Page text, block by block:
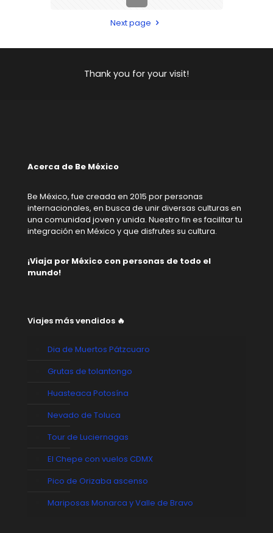
Next page
Thank you for your visit!
Acerca de Be México
Be México, fue creada en 2015 por personas
internacionales, en busca de unir diversas culturas en
una comunidad joven y unida. Nuestro fin es facilitar tu
integración en México y que disfrutes su cultura.
¡Viaja por México con personas de todo el
mundo!
Viajes más vendidos 🔥
Dia de Muertos Pátzcuaro
Grutas de tolantongo
Huasteaca Potosína
Nevado de Toluca
Tour de Luciernagas
El Chepe con vuelos CDMX
Pico de Orizaba ascenso
Mariposas Monarca y Valle de Bravo